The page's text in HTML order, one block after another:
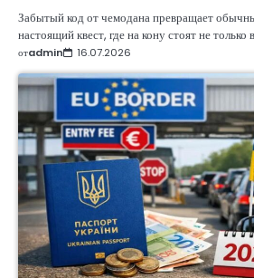
Забытый код от чемодана превращает
настоящий квест, где на кону стоят не
отadmin 16.07.2026